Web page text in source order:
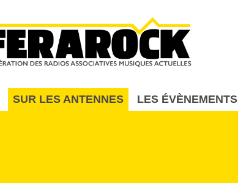
SUR LES ANTENNES LES ÉVÈNEMENTS